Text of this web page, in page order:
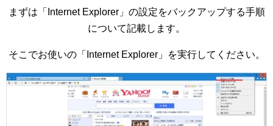
まずは「Internet Explorer」の設定をバックアップする手順
について記載します。
そこでお使いの「Internet Explorer」を実行してください。